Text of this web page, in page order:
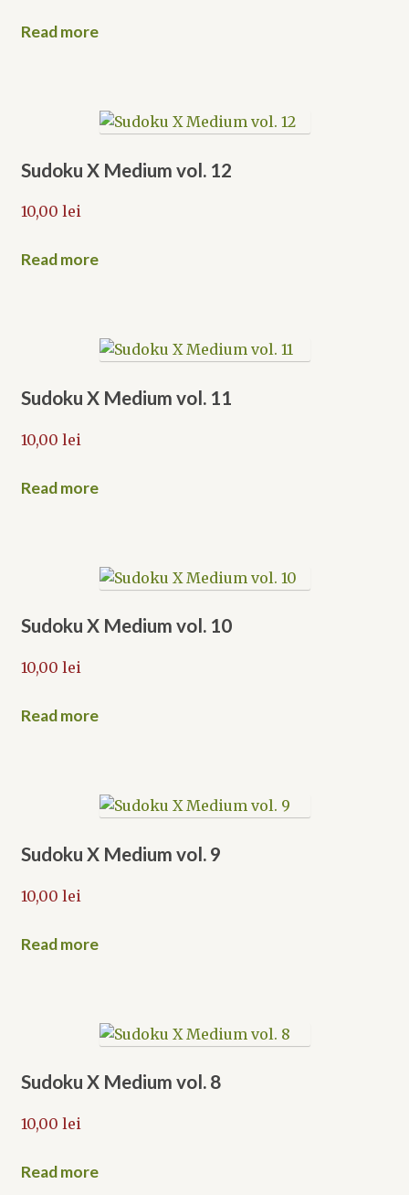
Read more
Sudoku X Medium vol. 12
10,00 lei
Read more
Sudoku X Medium vol. 11
10,00 lei
Read more
Sudoku X Medium vol. 10
10,00 lei
Read more
Sudoku X Medium vol. 9
10,00 lei
Read more
Sudoku X Medium vol. 8
10,00 lei
Read more